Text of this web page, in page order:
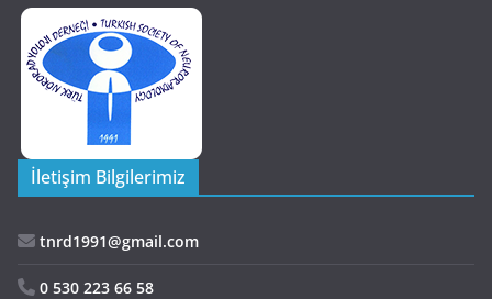
İletişim Bilgilerimiz
tnrd1991@gmail.com
0 530 223 66 58